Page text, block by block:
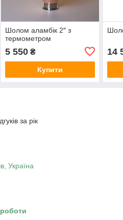
Шолом аламбік 2″ з
термометром
5 550₴
Купити
14
за рік
Україна